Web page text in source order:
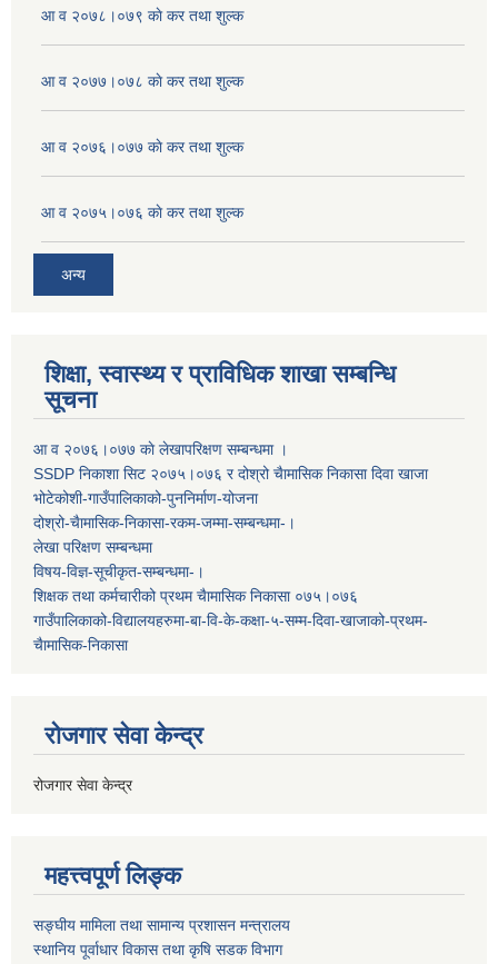
आ व २०७८।०७९ काे कर तथा शुल्क
आ व २०७७।०७८ काे कर तथा शुल्क
आ व २०७६।०७७ काे कर तथा शुल्क
आ व २०७५।०७६ काे कर तथा शुल्क
अन्य
शिक्षा, स्वास्थ्य र प्राविधिक शाखा सम्बन्धि
सूचना
आ व २०७६।०७७ काे लेखापरिक्षण सम्बन्धमा ।
SSDP निकाशा सिट २०७५।०७६ र दोश्रो चैामासिक निकासा दिवा खाजा
भोटेकोशी-गाउँपालिकाको-पुननिर्माण-योजना
दोश्रो-चैामासिक-निकासा-रकम-जम्मा-सम्बन्धमा-।
लेखा परिक्षण सम्बन्धमा
विषय-विज्ञ-सूचीकृत-सम्बन्धमा-।
शिक्षक तथा कर्मचारीको प्रथम च‌ैामासिक निकासा ०७५।०७६
गाउँपालिकाको-विद्यालयहरुमा-बा-वि-के-कक्षा-५-सम्म-दिवा-खाजाको-प्रथम-
चैामासिक-निकासा
रोजगार सेवा केन्द्र
रोजगार सेवा केन्द्र
महत्त्वपूर्ण लिङ्क
सङ्घीय मामिला तथा सामान्य प्रशासन मन्त्रालय
स्थानिय पूर्वाधार विकास तथा कृषि सडक विभाग